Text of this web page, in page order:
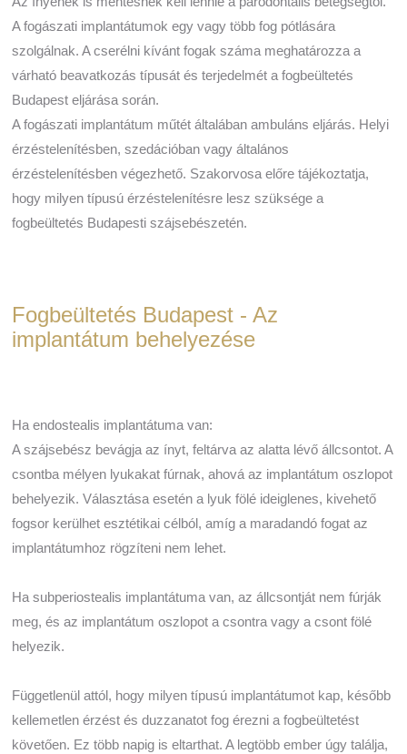
A fogászati implantátumok egy vagy több fog pótlására
szolgálnak. A cserélni kívánt fogak száma meghatározza a
várható beavatkozás típusát és terjedelmét a fogbeültetés
Budapest eljárása során.
A fogászati implantátum műtét általában ambuláns eljárás. Helyi
érzéstelenítésben, szedációban vagy általános
érzéstelenítésben végezhető. Szakorvosa előre tájékoztatja,
hogy milyen típusú érzéstelenítésre lesz szüksége a
fogbeültetés Budapesti szájsebészetén.
Fogbeültetés Budapest - Az
implantátum behelyezése
Ha endostealis implantátuma van:
A szájsebész bevágja az ínyt, feltárva az alatta lévő állcsontot. A
csontba mélyen lyukakat fúrnak, ahová az implantátum oszlopot
behelyezik. Választása esetén a lyuk fölé ideiglenes, kivehető
fogsor kerülhet esztétikai célból, amíg a maradandó fogat az
implantátumhoz rögzíteni nem lehet.
Ha subperiostealis implantátuma van, az állcsontját nem fúrják
meg, és az implantátum oszlopot a csontra vagy a csont fölé
helyezik.
Függetlenül attól, hogy milyen típusú implantátumot kap, később
kellemetlen érzést és duzzanatot fog érezni a fogbeültetést
követően. Ez több napig is eltarthat. A legtöbb ember úgy találja,